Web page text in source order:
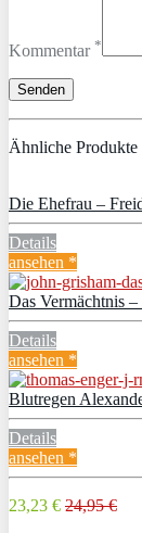
Kommentar *
Ähnliche Produkte
Die Ehefrau –
Details
ansehen *
Das Vermächtnis
Details
ansehen *
Blutregen
Details
ansehen *
23,23 € 24,95 €